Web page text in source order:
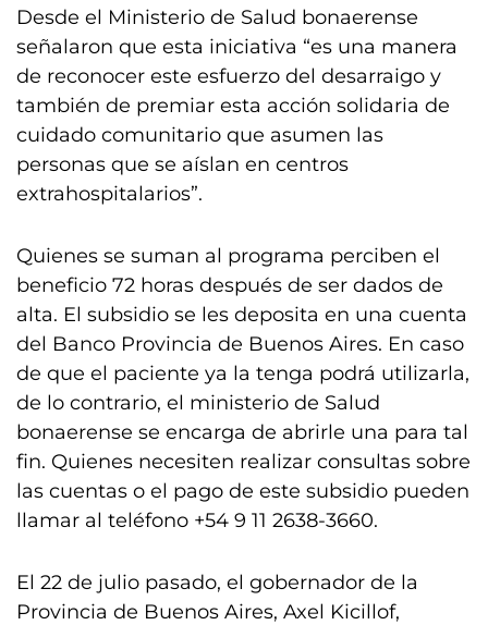
Desde el Ministerio de Salud bonaerense
señalaron que esta iniciativa “es una manera
de reconocer este esfuerzo del desarraigo y
también de premiar esta acción solidaria de
cuidado comunitario que asumen las
personas que se aíslan en centros
extrahospitalarios”.
Quienes se suman al programa perciben el
beneficio 72 horas después de ser dados de
alta. El subsidio se les deposita en una cuenta
del Banco Provincia de Buenos Aires. En caso
de que el paciente ya la tenga podrá utilizarla,
de lo contrario, el ministerio de Salud
bonaerense se encarga de abrirle una para tal
fin. Quienes necesiten realizar consultas sobre
las cuentas o el pago de este subsidio pueden
llamar al teléfono +54 9 11 2638-3660.
El 22 de julio pasado, el gobernador de la
Provincia de Buenos Aires, Axel Kicillof,